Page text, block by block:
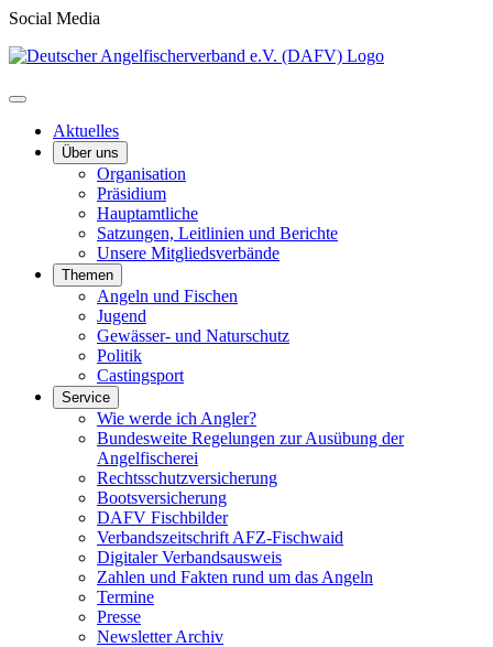
Social Media
Aktuelles
Über uns
Organisation
Präsidium
Hauptamtliche
Satzungen, Leitlinien und Berichte
Unsere Mitgliedsverbände
Themen
Angeln und Fischen
Jugend
Gewässer- und Naturschutz
Politik
Castingsport
Service
Wie werde ich Angler?
Bundesweite Regelungen zur Ausübung der
Angelfischerei
Rechtsschutzversicherung
Bootsversicherung
DAFV Fischbilder
Verbandszeitschrift AFZ-Fischwaid
Digitaler Verbandsausweis
Zahlen und Fakten rund um das Angeln
Termine
Presse
Newsletter Archiv